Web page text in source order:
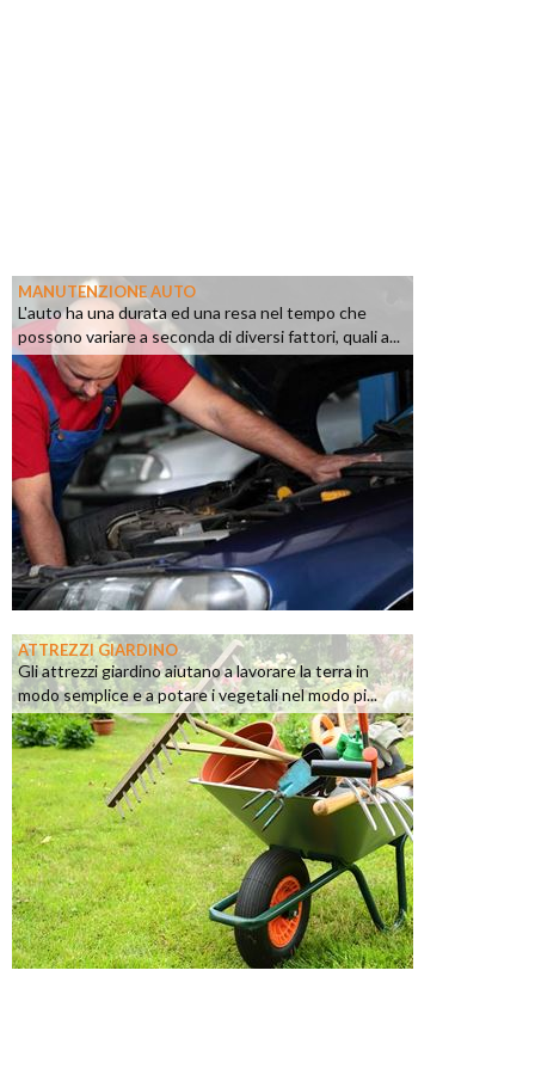
MANUTENZIONE AUTO
L'auto ha una durata ed una resa nel tempo che
possono variare a seconda di diversi fattori, quali a...
ATTREZZI GIARDINO
Gli attrezzi giardino aiutano a lavorare la terra in
modo semplice e a potare i vegetali nel modo pi...